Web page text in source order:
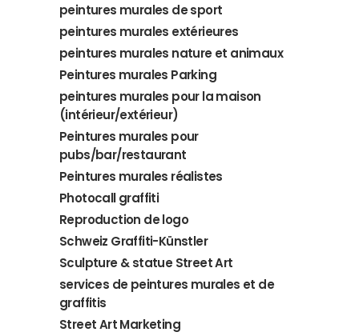
peintures murales de sport
peintures murales extérieures
peintures murales nature et animaux
Peintures murales Parking
peintures murales pour la maison
(intérieur/extérieur)
Peintures murales pour
pubs/bar/restaurant
Peintures murales réalistes
Photocall graffiti
Reproduction de logo
Schweiz Graffiti-Künstler
Sculpture & statue Street Art
services de peintures murales et de
graffitis
Street Art Marketing